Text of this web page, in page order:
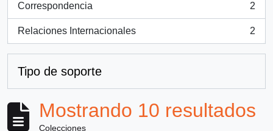
Correspondencia
, 2 resultados
2
Relaciones Internacionales
, 2 resultados
2
Tipo de soporte
Mostrando 10 resultados
Colecciones